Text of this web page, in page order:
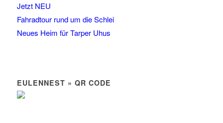
Jetzt NEU
Fahradtour rund um die Schlei
Neues Heim für Tarper Uhus
EULENNEST » QR CODE